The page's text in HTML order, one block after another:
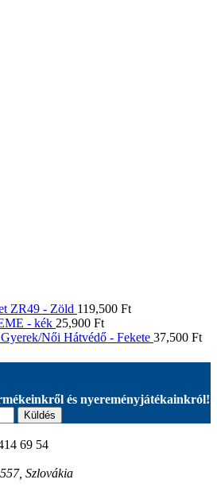
ZR49 - Zöld 119,500 Ft
- kék 25,900 Ft
Női Hátvédő - Fekete 37,500 Ft
és nyereményjátékainkról!
Küldés
69 54
Szlovákia